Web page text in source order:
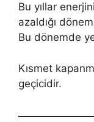
Bu yıllar
azaldığı
Bu dönemde
Kısmet
geçicidir.